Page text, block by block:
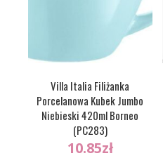
Villa Italia Filiżanka
Porcelanowa Kubek Jumbo
Niebieski 420ml Borneo
(PC283)
10.85zł